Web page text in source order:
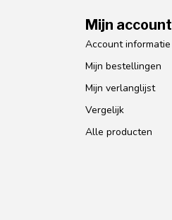
Mijn account
Account informatie
Mijn bestellingen
Mijn verlanglijst
Vergelijk
Alle producten